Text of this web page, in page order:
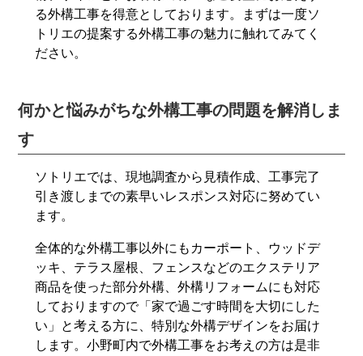
る外構工事を得意としております。まずは一度ソ
トリエの提案する外構工事の魅力に触れてみてく
ださい。
何かと悩みがちな外構工事の問題を解消しま
す
ソトリエでは、現地調査から見積作成、工事完了
引き渡しまでの素早いレスポンス対応に努めてい
ます。
全体的な外構工事以外にもカーポート、ウッドデ
ッキ、テラス屋根、フェンスなどのエクステリア
商品を使った部分外構、外構リフォームにも対応
しておりますので「家で過ごす時間を大切にした
い」と考える方に、特別な外構デザインをお届け
します。小野町内で外構工事をお考えの方は是非